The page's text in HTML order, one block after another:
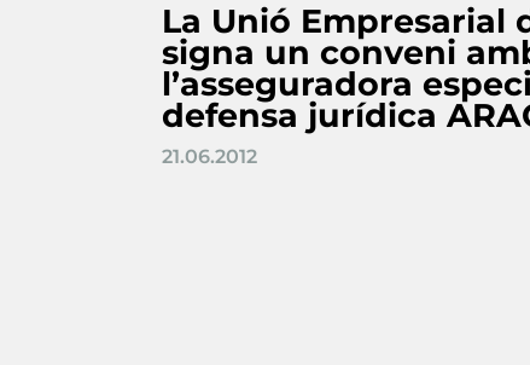
La Unió Empresarial
signa un conveni
l’asseguradora
defensa jurídica
21.06.2012